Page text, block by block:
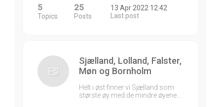
5
Topics
25
Posts
13 Apr 2022 12:42
Last post
Sjælland, Lolland, Falster,
Møn og Bornholm
Helt i øst finner vi Sjælland som
største øy med de mindre øyene…